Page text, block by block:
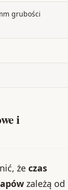
grubości
i
że czas
zależą od